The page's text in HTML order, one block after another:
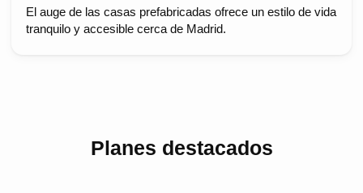
El auge de las casas prefabricadas ofrece un estilo de vida
tranquilo y accesible cerca de Madrid.
Planes destacados